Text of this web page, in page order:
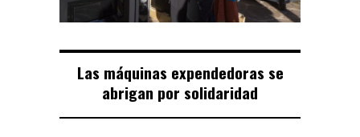
Las máquinas expendedoras se
abrigan por solidaridad